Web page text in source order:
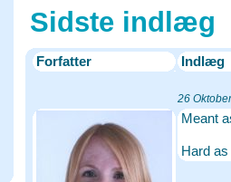
Sidste indlæg
Forfatter Indlæg
26
Meant
Hard